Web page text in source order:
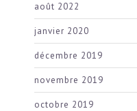
août 2022
janvier 2020
décembre 2019
novembre 2019
octobre 2019